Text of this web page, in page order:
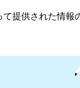
提供された情報